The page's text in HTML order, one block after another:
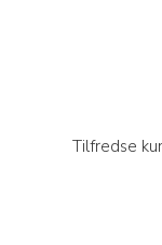
Tilfredse